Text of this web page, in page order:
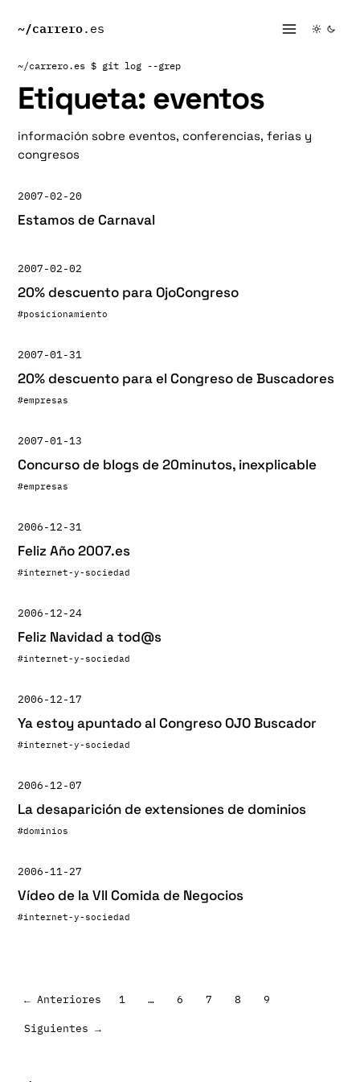
~/carrero.es
~/carrero.es $ git log --grep
Etiqueta: eventos
información sobre eventos, conferencias, ferias y
congresos
2007-02-20
Estamos de Carnaval
2007-02-02
20% descuento para OjoCongreso
#posicionamiento
2007-01-31
20% descuento para el Congreso de Buscadores
#empresas
2007-01-13
Concurso de blogs de 20minutos, inexplicable
#empresas
2006-12-31
Feliz Año 2007.es
#internet-y-sociedad
2006-12-24
Feliz Navidad a tod@s
#internet-y-sociedad
2006-12-17
Ya estoy apuntado al Congreso OJO Buscador
#internet-y-sociedad
2006-12-07
La desaparición de extensiones de dominios
#dominios
2006-11-27
Vídeo de la VII Comida de Negocios
#internet-y-sociedad
de
← Anteriores 1 … 6 7 8 9
Siguientes →